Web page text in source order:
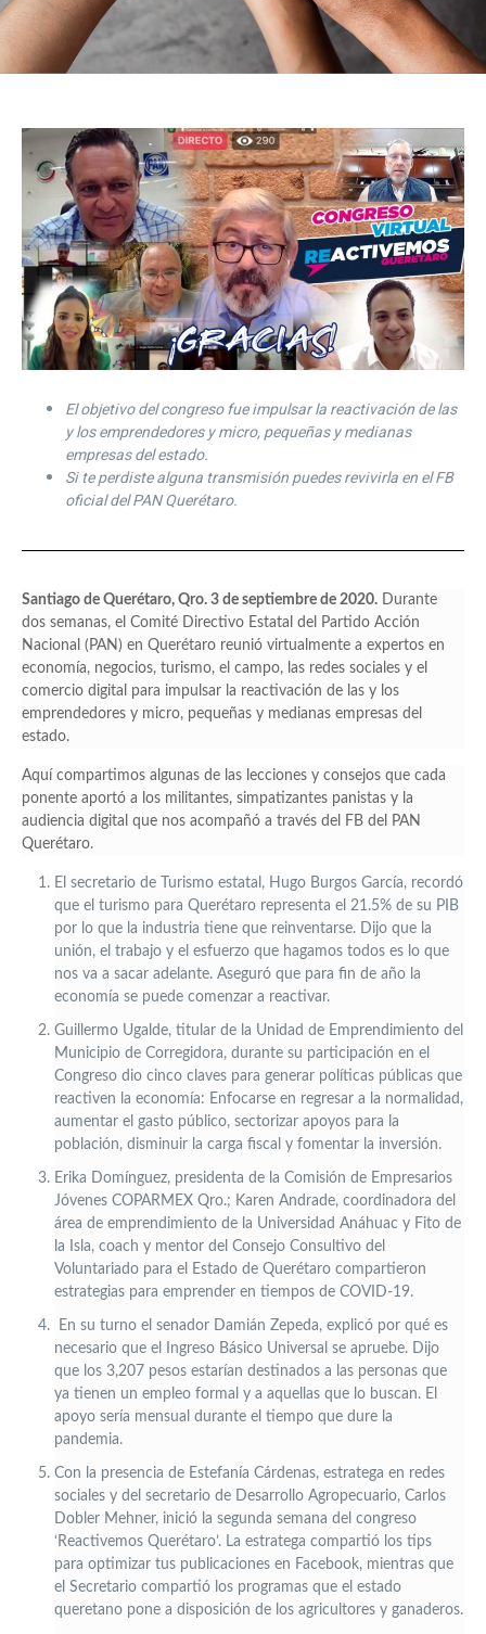
El objetivo del congreso fue impulsar la reactivación de las
y los emprendedores y micro, pequeñas y medianas
empresas del estado.
Si te perdiste alguna transmisión puedes revivirla en el FB
oficial del PAN Querétaro.
Santiago de Querétaro, Qro. 3 de septiembre de 2020. Durante
dos semanas, el Comité Directivo Estatal del Partido Acción
Nacional (PAN) en Querétaro reunió virtualmente a expertos en
economía, negocios, turismo, el campo, las redes sociales y el
comercio digital para impulsar la reactivación de las y los
emprendedores y micro, pequeñas y medianas empresas del
estado.
Aquí compartimos algunas de las lecciones y consejos que cada
ponente aportó a los militantes, simpatizantes panistas y la
audiencia digital que nos acompañó a través del FB del PAN
Querétaro.
El secretario de Turismo estatal, Hugo Burgos García, recordó
que el turismo para Querétaro representa el 21.5% de su PIB
por lo que la industria tiene que reinventarse. Dijo que la
unión, el trabajo y el esfuerzo que hagamos todos es lo que
nos va a sacar adelante. Aseguró que para fin de año la
economía se puede comenzar a reactivar.
Guillermo Ugalde, titular de la Unidad de Emprendimiento del
Municipio de Corregidora, durante su participación en el
Congreso dio cinco claves para generar políticas públicas que
reactiven la economía: Enfocarse en regresar a la normalidad,
aumentar el gasto público, sectorizar apoyos para la
población, disminuir la carga fiscal y fomentar la inversión.
Erika Domínguez, presidenta de la Comisión de Empresarios
Jóvenes COPARMEX Qro.; Karen Andrade, coordinadora del
área de emprendimiento de la Universidad Anáhuac y Fito de
la Isla, coach y mentor del Consejo Consultivo del
Voluntariado para el Estado de Querétaro compartieron
estrategias para emprender en tiempos de COVID-19.
En su turno el senador Damián Zepeda, explicó por qué es
necesario que el Ingreso Básico Universal se apruebe. Dijo
que los 3,207 pesos estarían destinados a las personas que
ya tienen un empleo formal y a aquellas que lo buscan. El
apoyo sería mensual durante el tiempo que dure la
pandemia.
Con la presencia de Estefanía Cárdenas, estratega en redes
sociales y del secretario de Desarrollo Agropecuario, Carlos
Dobler Mehner, inició la segunda semana del congreso
‘Reactivemos Querétaro’. La estratega compartió los tips
para optimizar tus publicaciones en Facebook, mientras que
el Secretario compartió los programas que el estado
queretano pone a disposición de los agricultores y ganaderos.